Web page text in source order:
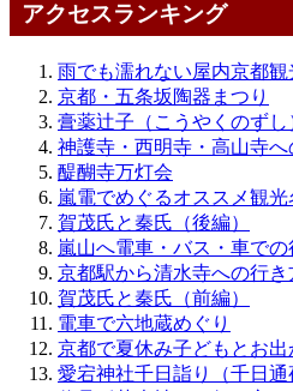
アクセスランキング
雨でも濡れない屋内京都観
京都・五条坂陶器まつり
膏薬辻子（こうやくのずし
神護寺・西明寺・高山寺へ
醍醐寺万灯会
嵐電でめぐるオススメ観光
賀茂氏と秦氏（後編）
嵐山へ電車・バス・車での
京都駅から清水寺への行き
賀茂氏と秦氏（前編）
電車で六地蔵めぐり
京都で夏休み子どもとお出
愛宕神社千日詣り（千日通